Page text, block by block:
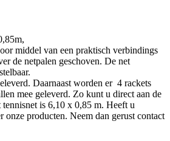
middel van een praktisch verbindings
de netpalen geschoven. De net
Daarnaast worden er 4 rackets
mee geleverd. Zo kunt u direct aan de
is 6,10 x 0,85 m. Heeft u
onze producten. Neem dan gerust contact